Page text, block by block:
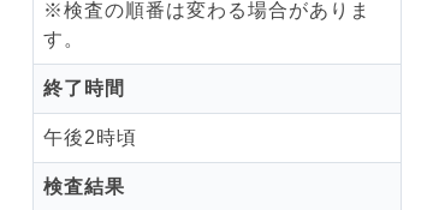
※検査の順番は変わる場合がありま
す。
終了時間
午後2時頃
検査結果